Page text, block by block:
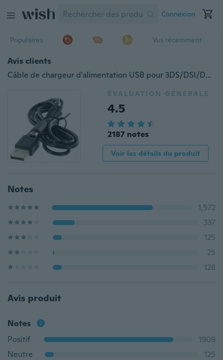
Connexion
Populaires Vus récemment
Avis clients
Câble de chargeur d'alimentation USB pour 3DS/DSI/DSXL
ÉVALUATION GÉNÉRALE
4.5
2187 notes
Voir les détails du produit
Notes
1,572
337
125
25
128
Avis produit
Notes
Positif
1909
Neutre
125